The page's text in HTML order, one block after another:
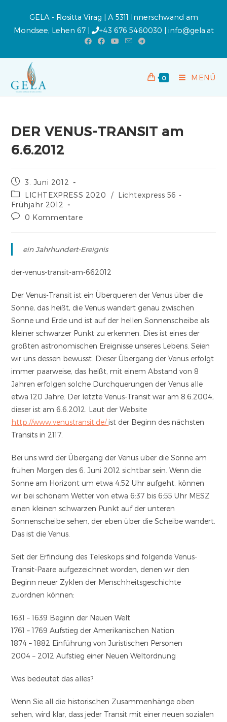
GELA - Rositta Virag | A 5311 Innerschwand am
Mondsee, Lehen 67 |
+43 676 5460030 | info@gela.at
0 MENÜ
DER VENUS-TRANSIT am
6.6.2012
3. Juni 2012
LICHTEXPRESS 2020
/
Lichtexpress 56 -
Frühjahr 2012
0 Kommentare
ein Jahrhundert-Ereignis
der-venus-transit-am-662012
Der Venus-Transit ist ein Überqueren der Venus über die
Sonne, das heißt, die Venus wandert genau zwischen
Sonne und Erde und ist auf der hellen Sonnenscheibe als
kleiner schwarzer Punkt zu erkennen. Dies ist eines der
größten astronomischen Ereignisse unseres Lebens. Seien
wir uns dessen bewusst. Dieser Übergang der Venus erfolgt
immer paarweise, das heißt, mit einem Abstand von 8
Jahren erfolgen solche Durchquerungen der Venus alle
etwa 120 Jahre. Der letzte Venus-Transit war am 8.6.2004,
dieser ist am 6.6.2012. Laut der Website
http://www.venustransit.de/ist der Beginn des nächsten
Transits in 2117.
Bei uns wird der Übergang der Venus über die Sonne am
frühen Morgen des 6. Juni 2012 sichtbar sein. Wenn die
Sonne am Horizont um etwa 4:52 Uhr aufgeht, können
wir bei schönem Wetter von etwa 6:37 bis 6:55 Uhr MESZ
einen kleinen schwarzen Punkt auf der unteren
Sonnenscheibe sehen, der eben über die Scheibe wandert.
Das ist die Venus.
Seit der Erfindung des Teleskops sind folgende Venus-
Transit-Paare aufgezeichnet worden, denen wir den
Beginn neuer Zyklen der Menschheitsgeschichte
zuordnen können:
1631 – 1639 Beginn der Neuen Welt
1761 – 1769 Aufstieg der Amerikanischen Nation
1874 – 1882 Einführung von Juristischen Personen
2004 – 2012 Aufstieg einer Neuen Weltordnung
Was bedeutet das alles?
Wenn Sie all die historischen Zusammenhänge oben
sehen, wird klar, dass jeder Transit mit einer neuen sozialen